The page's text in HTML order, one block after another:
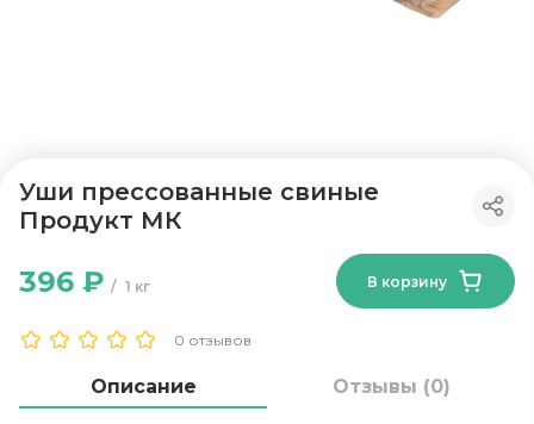
Уши прессованные свиные
Продукт МК
0 отзывов
1 кг
396 ₽ В корзину
Описание Отзывы (0)